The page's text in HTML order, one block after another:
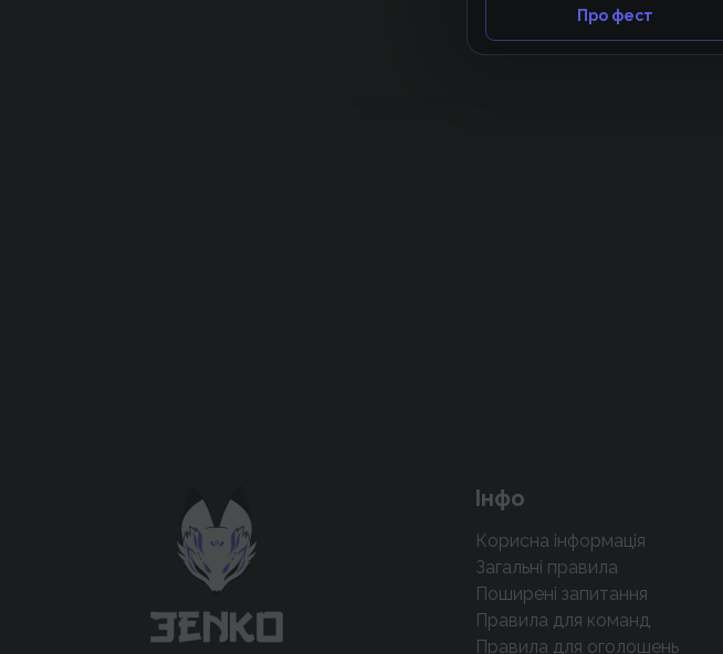
крутих нововведень
Підтримати проєкт
Інфо
Корисна інформація
Загальні правила
Поширені запитання
Правила для команд
Правила для оголошень
Про фест